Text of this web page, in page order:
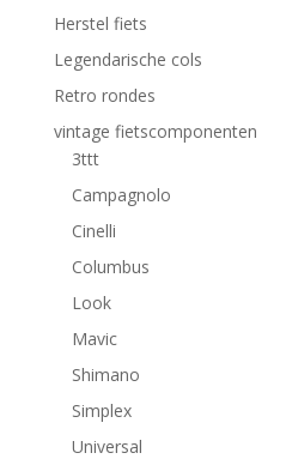
Herstel fiets
Legendarische cols
Retro rondes
vintage fietscomponenten
3ttt
Campagnolo
Cinelli
Columbus
Look
Mavic
Shimano
Simplex
Universal